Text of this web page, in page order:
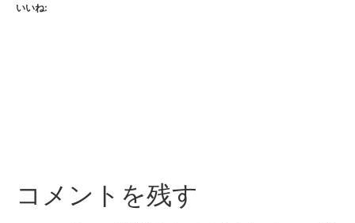
いいね:
コメントを残す